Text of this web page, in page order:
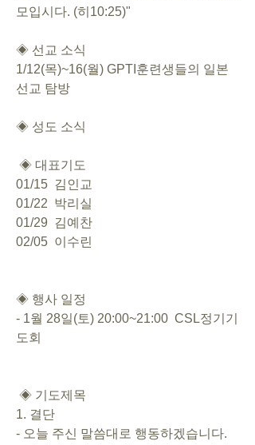
모입시다. (히10:25)"
◈ 선교 소식
1/12(목)~16(월) GPTI훈련생들의 일본
선교 탐방
◈ 성도 소식
◈ 대표기도
01/15  김인교
01/22  박리실
01/29  김예찬
02/05  이수린
◈ 행사 일정
- 1월 28일(토) 20:00~21:00  CSL정기기
도회
◈ 기도제목
1. 결단
- 오늘 주신 말씀대로 행동하겠습니다.